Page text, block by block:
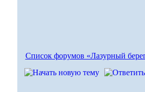
Список форумов «Лазурный